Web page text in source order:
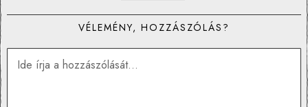
VÉLEMÉNY, HOZZÁSZÓLÁS?